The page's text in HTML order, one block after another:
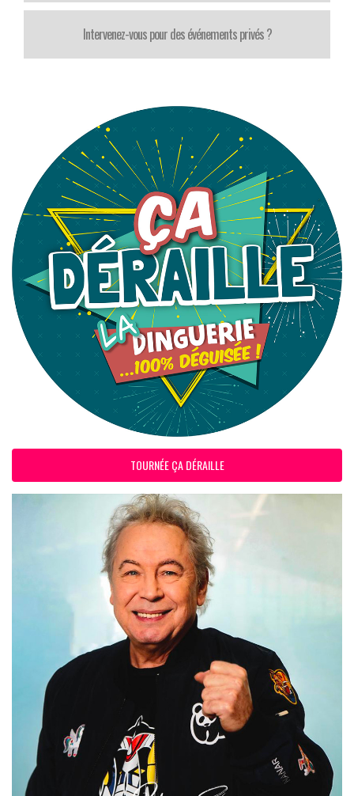
Intervenez-vous pour des événements privés ?
TOURNÉE ÇA DÉRAILLE